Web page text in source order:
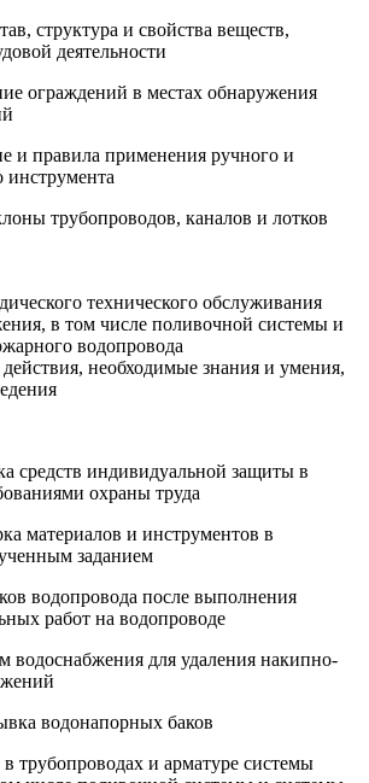
структура и свойства веществ,
деятельности
ограждений в местах обнаружения
и правила применения ручного и
инструмента
трубопроводов, каналов и лотков
технического обслуживания
в том числе поливочной системы и
водопровода
необходимые знания и умения,
средств индивидуальной защиты в
охраны труда
материалов и инструментов в
заданием
водопровода после выполнения
работ на водопроводе
водоснабжения для удаления накипно-
водонапорных баков
трубопроводах и арматуре системы